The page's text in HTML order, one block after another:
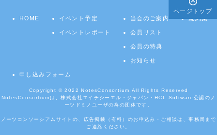
HOME イベント予定
イベントレポート
当会のご案内
会員リスト
会員の特典
お知らせ
規約集
申し込みフォーム
ページトップ
Copyright © 2022NotesConsortium. All Rights Reserved
NotesConsortiumは、株式会社エイチシーエル・ジャパン・HCL Software公認のノ
ーツドミノユーザの為の団体です。
ノーツコンソーシアムサイトの、広告掲載（有料）のお申込み・ご相談は、事務局まで
ご連絡ください。